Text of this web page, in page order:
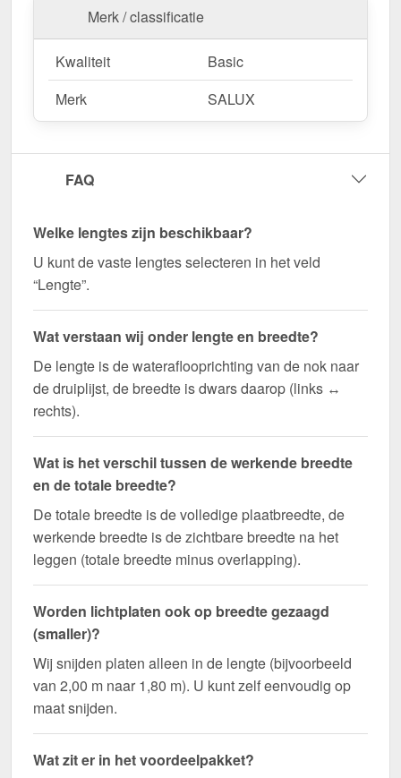
Wegens maatwerk / customisatie van herroepingsrecht uitgezonderd
Merk / classificatie
Kwaliteit
Basic
Merk
SALUX
FAQ
Welke lengtes zijn beschikbaar?
U kunt de vaste lengtes selecteren in het veld
“Lengte”.
Wat verstaan wij onder lengte en breedte?
De lengte is de wateraflooprichting van de nok naar
de druiplijst, de breedte is dwars daarop (links ↔
rechts).
Wat is het verschil tussen de werkende breedte
en de totale breedte?
De totale breedte is de volledige plaatbreedte, de
werkende breedte is de zichtbare breedte na het
leggen (totale breedte minus overlapping).
Worden lichtplaten ook op breedte gezaagd
(smaller)?
Wij snijden platen alleen in de lengte (bijvoorbeeld
van 2,00 m naar 1,80 m). U kunt zelf eenvoudig op
maat snijden.
Wat zit er in het voordeelpakket?